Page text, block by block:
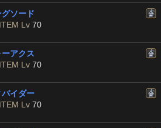
ソード
ITEM Lv 70
アクス
ITEM Lv 70
イダー
ITEM Lv 70